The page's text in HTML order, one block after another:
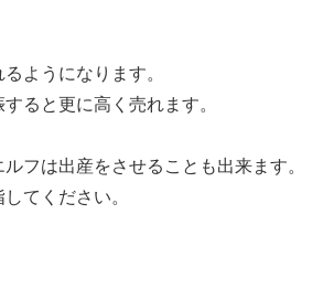
ようになります。
ると更に高く売れます。
フは出産をさせることも出来ます。
てください。